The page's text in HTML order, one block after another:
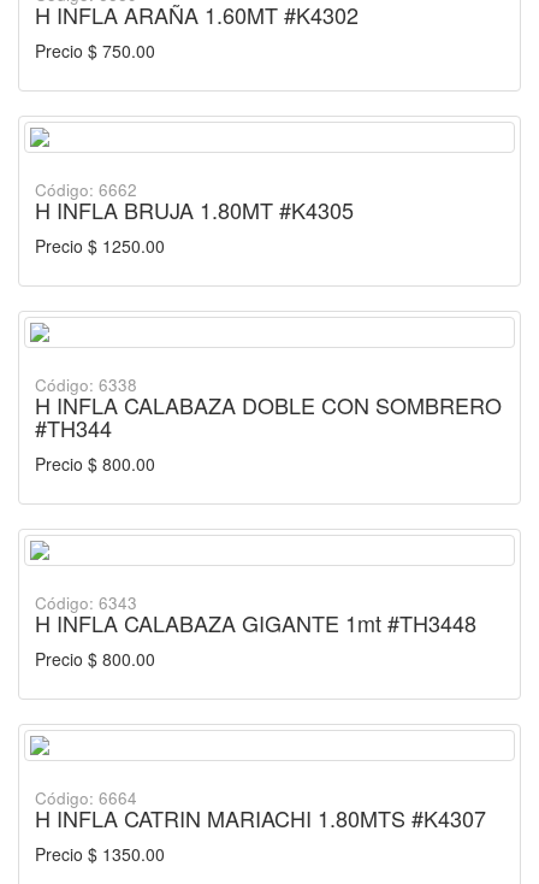
H INFLA ARAÑA 1.60MT #K4302
Precio $ 750.00
Código: 6662
H INFLA BRUJA 1.80MT #K4305
Precio $ 1250.00
Código: 6338
H INFLA CALABAZA DOBLE CON SOMBRERO
#TH344
Precio $ 800.00
Código: 6343
H INFLA CALABAZA GIGANTE 1mt #TH3448
Precio $ 800.00
Código: 6664
H INFLA CATRIN MARIACHI 1.80MTS #K4307
Precio $ 1350.00